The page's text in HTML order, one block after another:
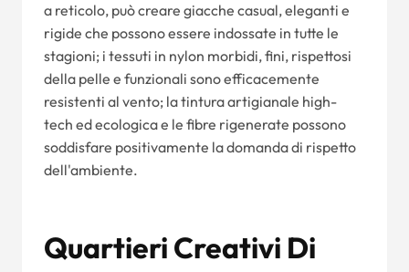
a reticolo, può creare giacche casual, eleganti e
rigide che possono essere indossate in tutte le
stagioni; i tessuti in nylon morbidi, fini, rispettosi
della pelle e funzionali sono efficacemente
resistenti al vento; la tintura artigianale high-
tech ed ecologica e le fibre rigenerate possono
soddisfare positivamente la domanda di rispetto
dell'ambiente.
Quartieri Creativi Di